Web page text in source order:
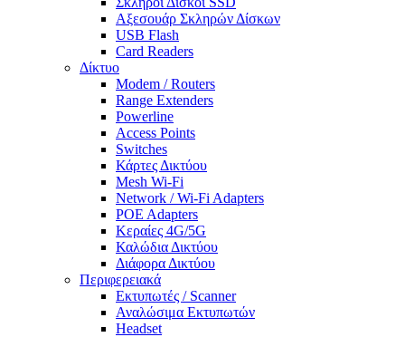
Αξεσουάρ Σκληρών Δίσκων
USB Flash
Card Readers
Δίκτυο
Modem / Routers
Range Extenders
Powerline
Access Points
Switches
Κάρτες Δικτύου
Mesh Wi-Fi
Network / Wi-Fi Adapters
POE Adapters
Κεραίες 4G/5G
Καλώδια Δικτύου
Διάφορα Δικτύου
Περιφερειακά
Εκτυπωτές / Scanner
Αναλώσιμα Εκτυπωτών
Headset